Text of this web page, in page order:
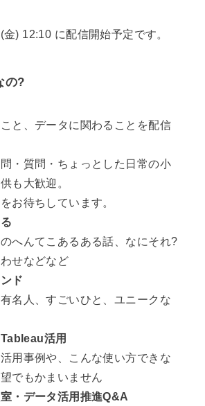
) 12:10 に配信開始予定です。
の?
と、データに関わることを配信
・質問・ちょっとした日常の小
も大歓迎。
お待ちしています。
へんてこあるある話、なにそれ?
せなどなど
ド
名人、すごいひと、ユニークな
活用
用事例や、こんな使い方できな
でもかまいません
・データ活用推進Q&A